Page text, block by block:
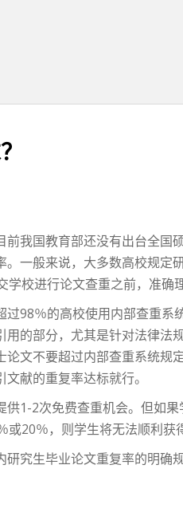
我国教育部还没有出台全
一般来说，大多数高校规
校进行论文查重之前，准确
98％的高校使用内部查重
的部分，尤其是针对法律
文不要超过内部查重系统
献的重复率达标就行。
1-2次免费查重机会。但如
20％，则学生将无法顺利获
究生毕业论文重复率的明